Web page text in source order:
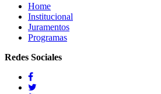
Home
Institucional
Juramentos
Programas
Redes Sociales